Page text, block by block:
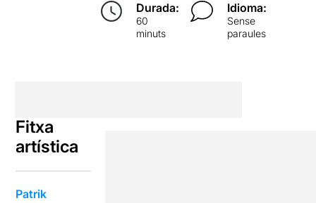
Durada:
60
minuts
Idioma:
Sense
paraules
Fitxa
artística
Patrik